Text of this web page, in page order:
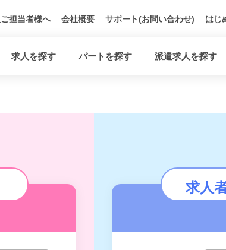
担当者様へ 会社概要 サポート(お問い合わせ) はじ
求人を探す パートを探す 派遣求人を探す
求人